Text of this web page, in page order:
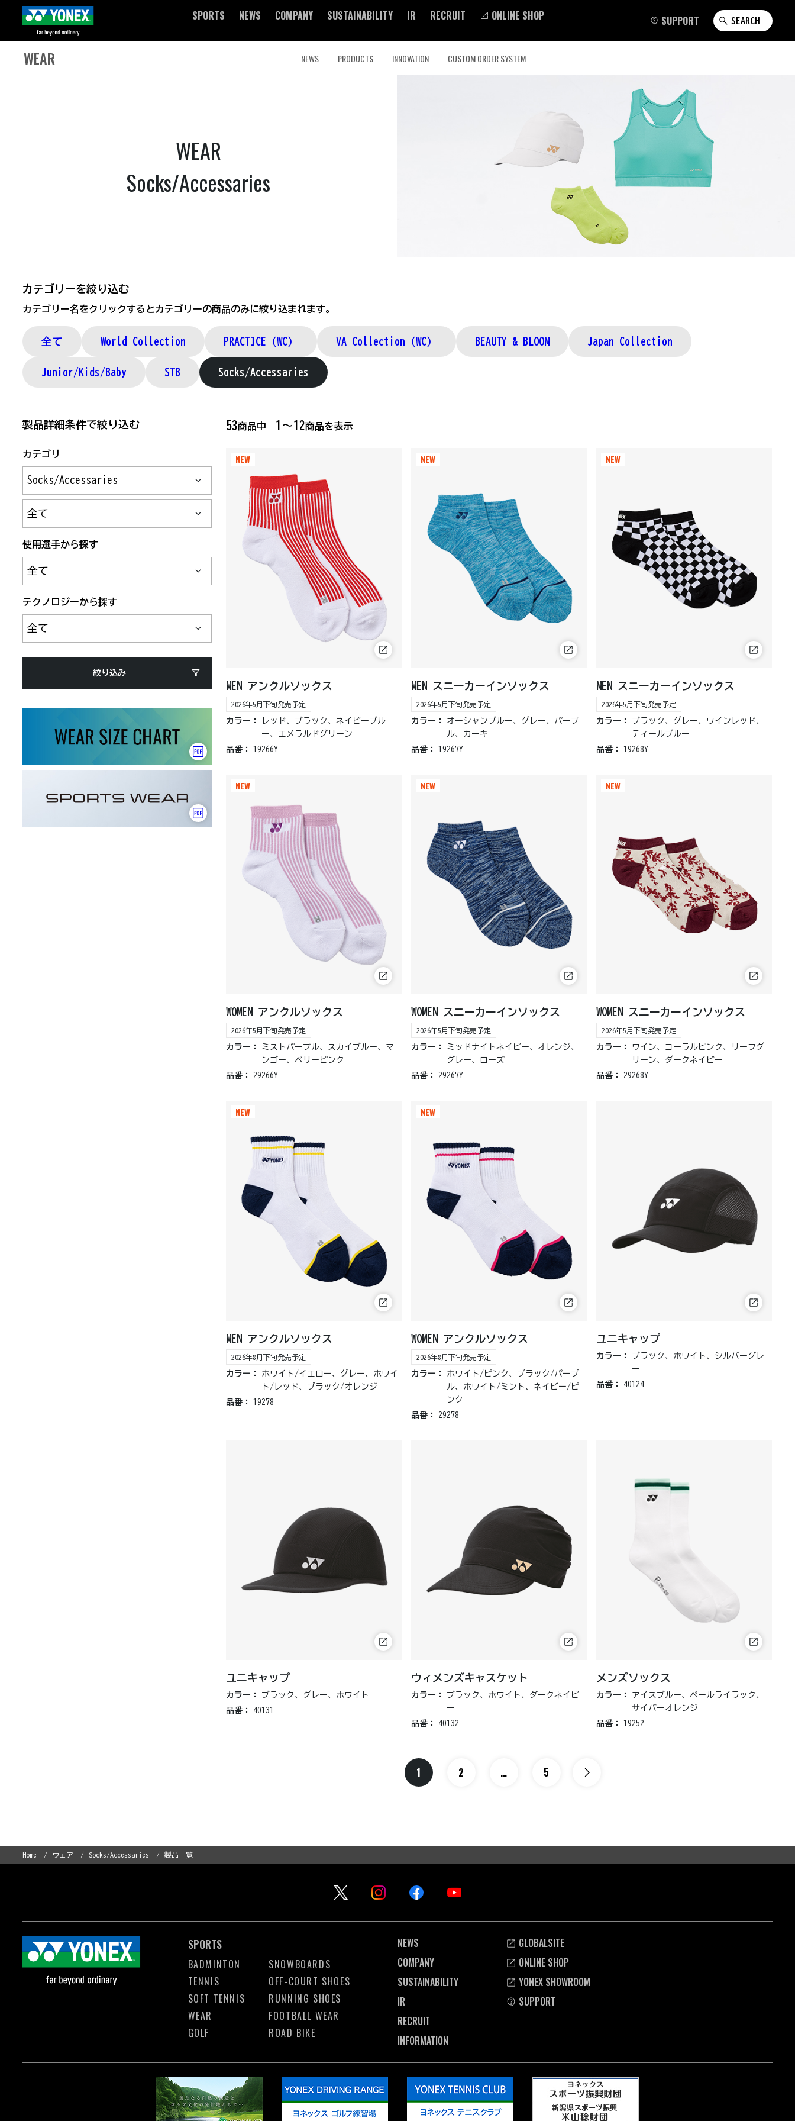
SPORTS NEWS COMPANY SUSTAINABILITY IR RECRUIT ONLINE SHOP SUPPORT SEARCH
WEAR NEWS PRODUCTS INNOVATION CUSTOM ORDER SYSTEM
WEAR
Socks/Accessaries
カテゴリーを絞り込む
カテゴリー名をクリックするとカテゴリーの商品のみに絞り込まれます。
全て World Collection PRACTICE（WC） VA Collection（WC） BEAUTY & BLOOM Japan Collection
Junior/Kids/Baby STB Socks/Accessaries
製品詳細条件で絞り込む
カテゴリ
サブカテゴリ
使用選手から探す
テクノロジーから探す
絞り込み
53商品中 1～12商品を表示
NEW
MEN アンクルソックス
2026年5月下旬発売予定
カラー：
レッド、ブラック、ネイビーブル
ー、エメラルドグリーン
品番：
19266Y
NEW
MEN スニーカーインソックス
2026年5月下旬発売予定
カラー：
オーシャンブルー、グレー、パープ
ル、カーキ
品番：
19267Y
NEW
MEN スニーカーインソックス
2026年5月下旬発売予定
カラー：
ブラック、グレー、ワインレッド、
ティールブルー
品番：
19268Y
NEW
WOMEN アンクルソックス
2026年5月下旬発売予定
カラー：
ミストパープル、スカイブルー、マ
ンゴー、ベリーピンク
品番：
29266Y
NEW
WOMEN スニーカーインソックス
2026年5月下旬発売予定
カラー：
ミッドナイトネイビー、オレンジ、
グレー、ローズ
品番：
29267Y
NEW
WOMEN スニーカーインソックス
2026年5月下旬発売予定
カラー：
ワイン、コーラルピンク、リーフグ
リーン、ダークネイビー
品番：
29268Y
NEW
MEN アンクルソックス
2026年8月下旬発売予定
カラー：
ホワイト/イエロー、グレー、ホワイ
ト/レッド、ブラック/オレンジ
品番：
19278
NEW
WOMEN アンクルソックス
2026年8月下旬発売予定
カラー：
ホワイト/ピンク、ブラック/パープ
ル、ホワイト/ミント、ネイビー/ピ
ンク
品番：
29278
ユニキャップ
カラー：
ブラック、ホワイト、シルバーグレ
ー
品番：
40124
ユニキャップ
カラー：
ブラック、グレー、ホワイト
品番：
40131
ウィメンズキャスケット
カラー：
ブラック、ホワイト、ダークネイビ
ー
品番：
40132
メンズソックス
カラー：
アイスブルー、ペールライラック、
サイバーオレンジ
品番：
19252
1 2 …中略 5
Home ウェア Socks/Accessaries 製品一覧
SPORTS
BADMINTON
TENNIS
SOFT TENNIS
WEAR
GOLF
SNOWBOARDS
OFF-COURT SHOES
RUNNING SHOES
FOOTBALL WEAR
ROAD BIKE
NEWS
COMPANY
SUSTAINABILITY
IR
RECRUIT
INFORMATION
GLOBALSITE
ONLINE SHOP
YONEX SHOWROOM
SUPPORT